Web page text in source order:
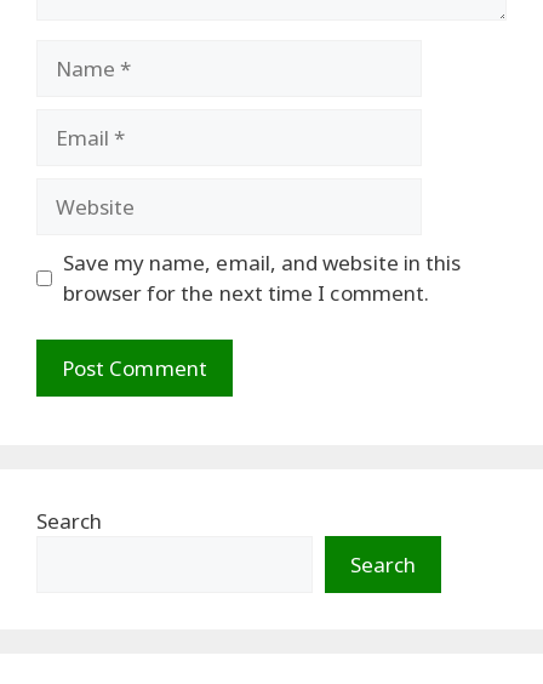
Save my name, email, and website in this
browser for the next time I comment.
Search
Search